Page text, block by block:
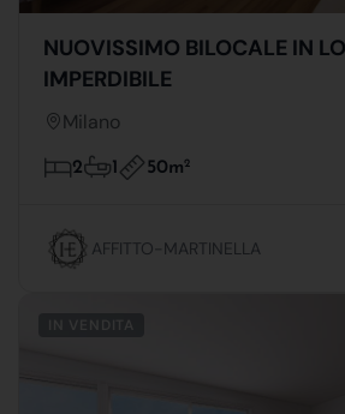
NUOVISSIMO BILOCALE IN
IMPERDIBILE
Milano
2 1 50m2
AFFITTO-MARTINELLA